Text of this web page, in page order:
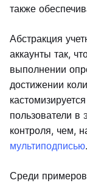
также
Абстракция
аккаунты так,
выполнении
достижении
пользователи в
контроля, чем,
мультиподписью.
Среди примеров